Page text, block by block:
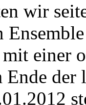
wir
einer
der